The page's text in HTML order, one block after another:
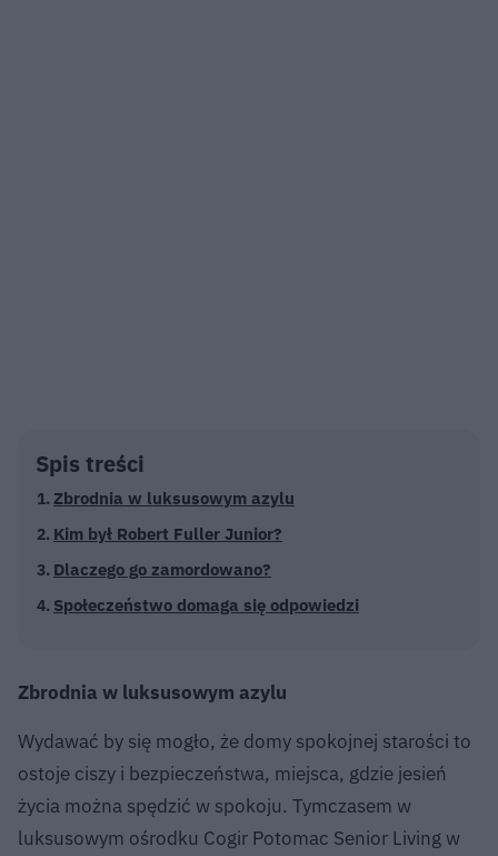
Spis treści
Zbrodnia w luksusowym azylu
Kim był Robert Fuller Junior?
Dlaczego go zamordowano?
Społeczeństwo domaga się odpowiedzi
Zbrodnia w luksusowym azylu
Wydawać by się mogło, że domy spokojnej starości to
ostoje ciszy i bezpieczeństwa, miejsca, gdzie jesień
życia można spędzić w spokoju. Tymczasem w
luksusowym ośrodku Cogir Potomac Senior Living w